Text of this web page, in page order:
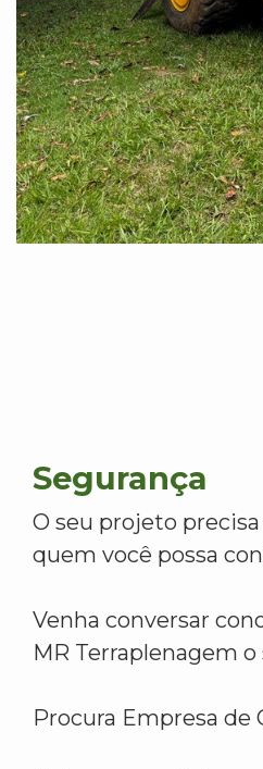
Segurança
O seu projeto
quem você possa
Venha conversar
MR Terraplenagem
Procura Empresa de